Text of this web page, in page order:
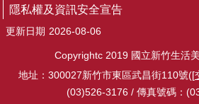
隱私權及資訊安全宣告
更新日期 2026-08-06
Copyrightc 2019 國立新竹生活
地址：300027新竹市東區武昌街110號([
(03)526-3176 / 傳真號碼：